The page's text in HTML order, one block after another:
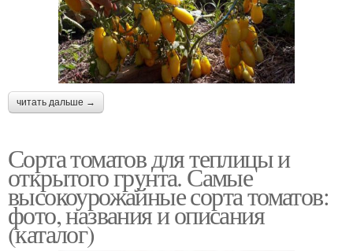
читать дальше →
Сорта томатов для теплицы и
открытого грунта. Самые
высокоурожайные сорта томатов:
фото, названия и описания
(каталог)